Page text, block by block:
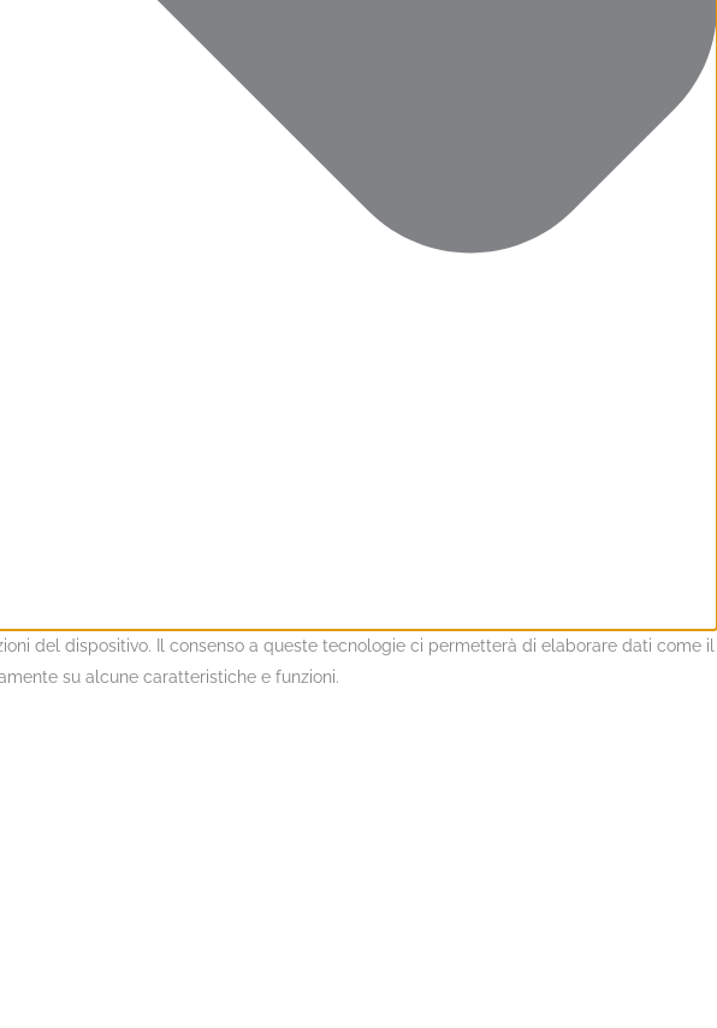
del dispositivo. Il consenso a queste tecnologie ci permetterà di elaborare dati come il
su alcune caratteristiche e funzioni.